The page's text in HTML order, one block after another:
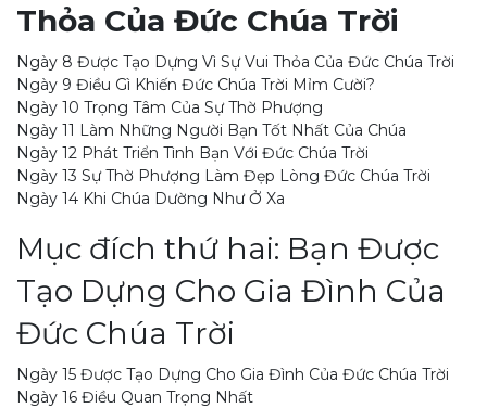
Thỏa Của Đức Chúa Trời
Ngày 8 Được Tạo Dựng Vì Sự Vui Thỏa Của Đức Chúa Trời
Ngày 9 Điều Gì Khiến Đức Chúa Trời Mỉm Cười?
Ngày 10 Trọng Tâm Của Sự Thờ Phượng
Ngày 11 Làm Những Người Bạn Tốt Nhất Của Chúa
Ngày 12 Phát Triển Tình Bạn Với Đức Chúa Trời
Ngày 13 Sự Thờ Phượng Làm Đẹp Lòng Đức Chúa Trời
Ngày 14 Khi Chúa Dường Như Ở Xa
Mục đích thứ hai: Bạn Được
Tạo Dựng Cho Gia Đình Của
Đức Chúa Trời
Ngày 15 Được Tạo Dựng Cho Gia Đình Của Đức Chúa Trời
Ngày 16 Điều Quan Trọng Nhất